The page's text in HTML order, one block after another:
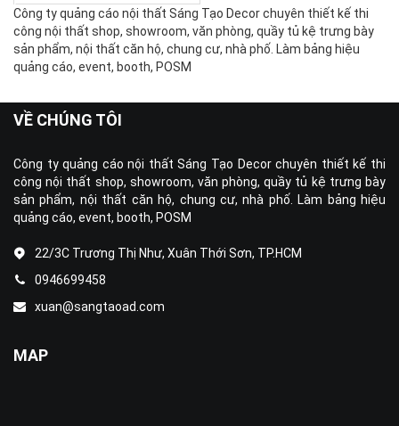
Công ty quảng cáo nội thất Sáng Tạo Decor chuyên thiết kế thi
công nội thất shop, showroom, văn phòng, quầy tủ kệ trưng bày
sản phẩm, nội thất căn hộ, chung cư, nhà phố. Làm bảng hiệu
quảng cáo, event, booth, POSM
VỀ CHÚNG TÔI
Công ty quảng cáo nội thất Sáng Tạo Decor chuyên thiết kế thi
công nội thất shop, showroom, văn phòng, quầy tủ kệ trưng bày
sản phẩm, nội thất căn hộ, chung cư, nhà phố. Làm bảng hiệu
quảng cáo, event, booth, POSM
22/3C Trương Thị Như, Xuân Thới Sơn, TP.HCM
0946699458
xuan@sangtaoad.com
MAP